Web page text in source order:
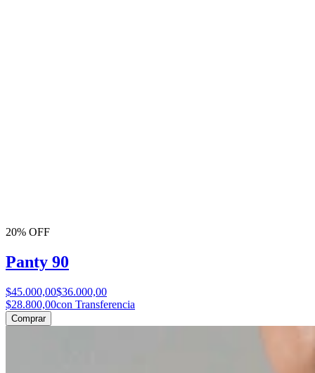
20% OFF
Panty 90
$45.000,00$36.000,00
$28.800,00con Transferencia
Comprar